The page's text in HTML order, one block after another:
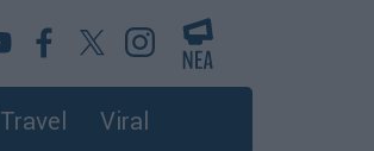
Travel Viral